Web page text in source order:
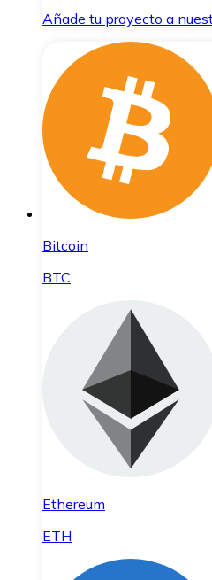
Añade tu proyecto a
Bitcoin
BTC
Ethereum
ETH